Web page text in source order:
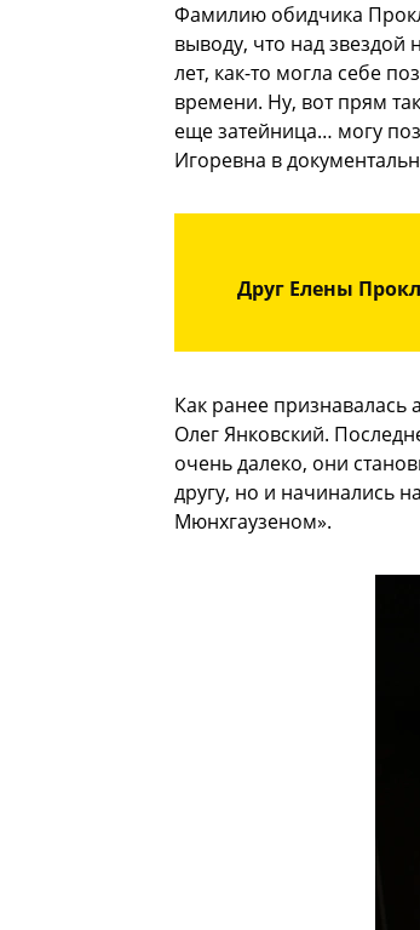
Фамилию обидчика
выводу, что над звездой
лет, как-то могла себе
времени. Ну, вот прям
еще затейница… могу
Игоревна в
Друг Елены
Как ранее
Олег Янковский.
очень далеко, они
другу, но и начинались
Мюнхгаузеном».